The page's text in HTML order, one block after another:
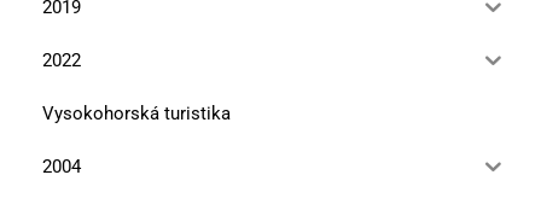
2019
2022
Vysokohorská turistika
2004